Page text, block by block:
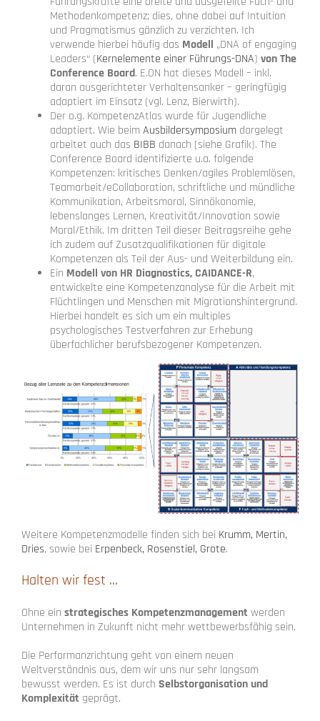
Methodenkompetenz; dies, ohne dabei auf Intuition
und Pragmatismus gänzlich zu verzichten. Ich
verwende hierbei häufig das Modell „DNA of engaging
Leaders“ (Kernelemente einer Führungs-DNA) von The
Conference Board. E.ON hat dieses Modell – inkl.
daran ausgerichteter Verhaltensanker – geringfügig
adaptiert im Einsatz (vgl. Lenz, Bierwirth).
Der o.g. KompetenzAtlas wurde für Jugendliche
adaptiert. Wie beimAusbildersymposium dargelegt
arbeitet auch das BIBB danach (siehe Grafik). The
Conference Board identifizierte u.a. folgende
Kompetenzen: kritisches Denken/agiles Problemlösen,
Teamarbeit/eCollaboration, schriftliche und mündliche
Kommunikation, Arbeitsmoral, Sinnökonomie,
lebenslanges Lernen, Kreativität/Innovation sowie
Moral/Ethik. Im dritten Teil dieser Beitragsreihe gehe
ich zudem auf Zusatzqualifikationen für digitale
Kompetenzen als Teil der Aus- und Weiterbildung ein.
Ein Modell von HR Diagnostics, CAIDANCE-R,
entwickelte eine Kompetenzanalyse für die Arbeit mit
Flüchtlingen und Menschen mit Migrationshintergrund.
Hierbei handelt es sich um ein multiples
psychologisches Testverfahren zur Erhebung
überfachlicher berufsbezogener Kompetenzen.
Weitere Kompetenzmodelle finden sich bei Krumm, Mertin,
Dries, sowie bei Erpenbeck, Rosenstiel, Grote.
Halten wir fest …
Ohne ein strategisches Kompetenzmanagementwerden
Unternehmen in Zukunft nicht mehr wettbewerbsfähig sein.
Die Performanzrichtung geht von einem neuen
Weltverständnis aus, dem wir uns nur sehr langsam
bewusst werden. Es ist durch Selbstorganisation und
Komplexität geprägt.